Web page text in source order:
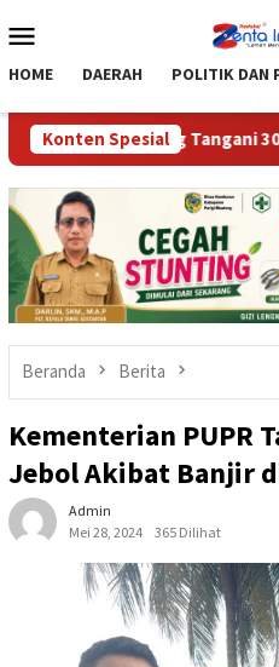
ke
Mobile
HOME DAERAH POLITIK DAN
Konten Spesial
Moutong Tangani 30 Kasus
Beranda Berita
Kementerian PUPR
Jebol Akibat Banjir
Admin
Mei 28, 2024
365 Dilihat